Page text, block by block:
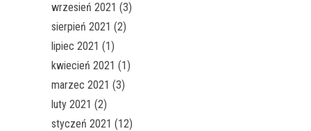
wrzesień 2021 (3)
sierpień 2021 (2)
lipiec 2021 (1)
kwiecień 2021 (1)
marzec 2021 (3)
luty 2021 (2)
styczeń 2021 (12)